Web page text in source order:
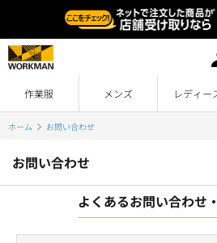
作業服 メンズ レディー
ホーム お問い合わせ
お問い合わせ
よくあるお問い合わせ